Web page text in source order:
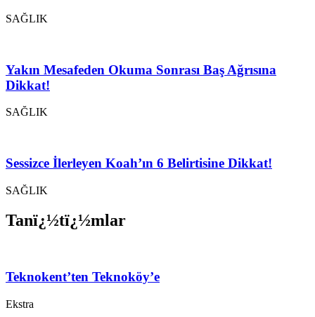
SAĞLIK
Yakın Mesafeden Okuma Sonrası Baş Ağrısına
Dikkat!
SAĞLIK
Sessizce İlerleyen Koah’ın 6 Belirtisine Dikkat!
SAĞLIK
Tanï¿½tï¿½mlar
Teknokent’ten Teknoköy’e
Ekstra